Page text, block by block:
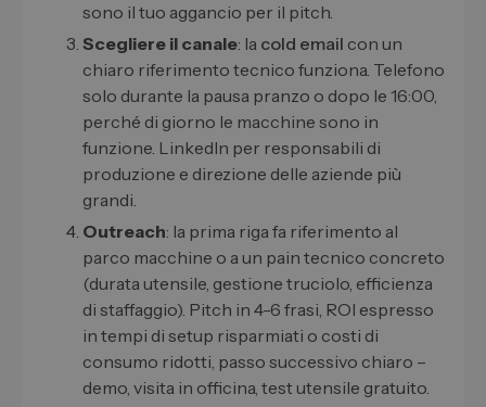
sono il tuo aggancio per il pitch.
Scegliere il canale: la cold email con un
chiaro riferimento tecnico funziona. Telefono
solo durante la pausa pranzo o dopo le 16:00,
perché di giorno le macchine sono in
funzione. LinkedIn per responsabili di
produzione e direzione delle aziende più
grandi.
Outreach: la prima riga fa riferimento al
parco macchine o a un pain tecnico concreto
(durata utensile, gestione truciolo, efficienza
di staffaggio). Pitch in 4-6 frasi, ROI espresso
in tempi di setup risparmiati o costi di
consumo ridotti, passo successivo chiaro –
demo, visita in officina, test utensile gratuito.